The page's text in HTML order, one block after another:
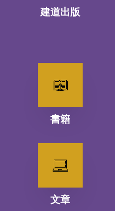
建道出版
書籍
文章